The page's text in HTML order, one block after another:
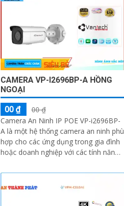
CAMERA VP-I2696BP-A HỒNG
NGOẠI
00 ₫
00 ₫
Camera An Ninh IP POE VP-i2696BP-
A là một hệ thống camera an ninh phù
hợp cho các ứng dụng trong gia đình
hoặc doanh nghiệp với các tính năng